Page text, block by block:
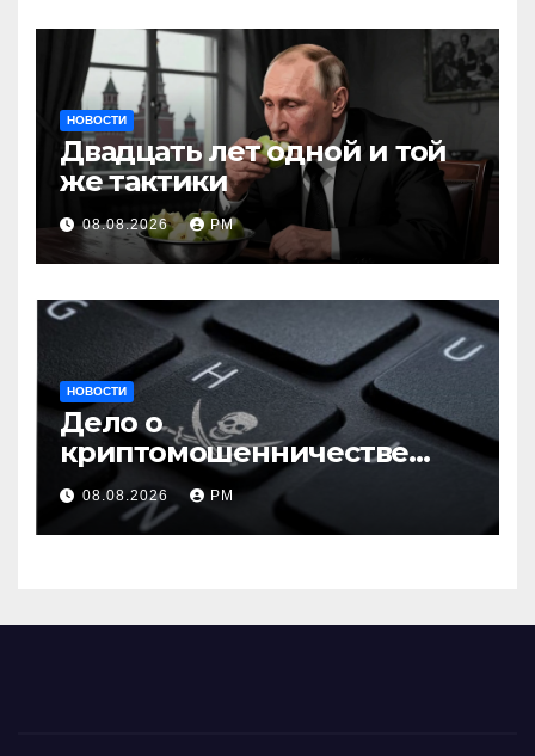
НОВОСТИ
Двадцать лет одной и той
же тактики
08.08.2026 РМ
НОВОСТИ
Дело о
криптомошенничестве
оборачивают в содействие
терроризму
08.08.2026 РМ